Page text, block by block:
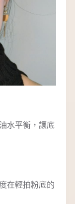
水平衡，讓底
在輕拍粉底的